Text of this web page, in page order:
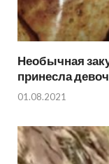
Необычная
принесла
01.08.2021